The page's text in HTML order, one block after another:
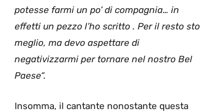
potesse farmi un po’ di compagnia… in
effetti un pezzo l’ho scritto . Per il resto sto
meglio, ma devo aspettare di
negativizzarmi per tornare nel nostro Bel
Paese“.
Insomma, il cantante nonostante questa